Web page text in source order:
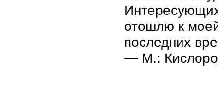
отошлю к
последних
— М.: